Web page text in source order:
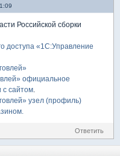
Российской сборки
доступа «1С:Управление
официальное
сайтом.
узел (профиль)
Ответить